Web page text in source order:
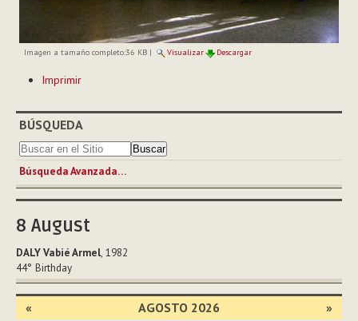
Imagen a tamaño completo:36 KB| Visualizar Descargar
de
Imprimir
BÚSQUEDA
Búsqueda Avanzada…
8 August
DALY Vabié Armel, 1982
44° Birthday
« AGOSTO 2026 »